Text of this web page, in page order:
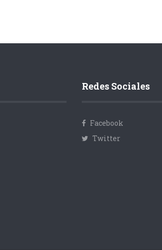
Redes Sociales
Facebook
Twitter